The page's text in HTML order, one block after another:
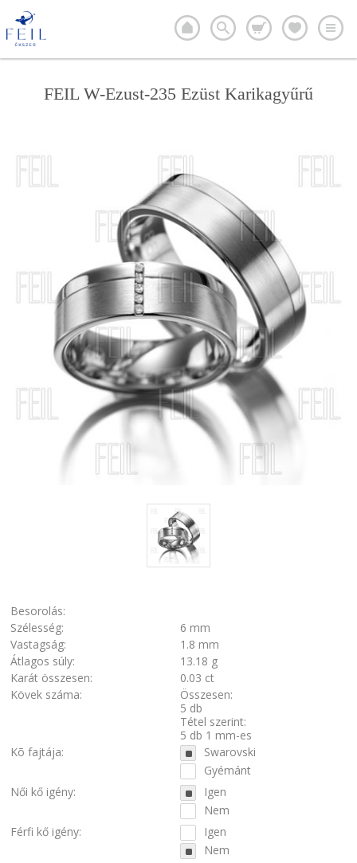
FEIL W-Ezust-235 Ezüst Karikagyűrű
Besorolás:
Szélesség:
6 mm
Vastagság:
1.8 mm
Átlagos súly:
13.18 g
Karát összesen:
0.03 ct
Kövek száma:
Összesen:
5 db
Tétel szerint:
5 db 1 mm-es
Kõ fajtája:
Swarovski
Gyémánt
Női kő igény:
Igen
Nem
Férfi kő igény:
Igen
Nem